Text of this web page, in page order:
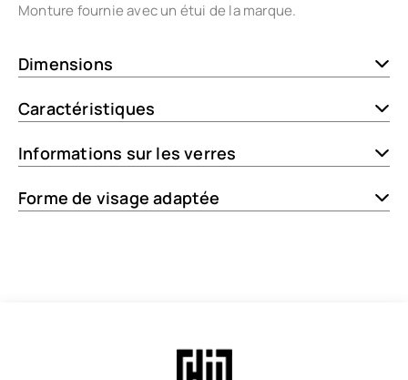
Monture fournie avec un étui de la marque.
Dimensions
Caractéristiques
Informations sur les verres
Forme de visage adaptée